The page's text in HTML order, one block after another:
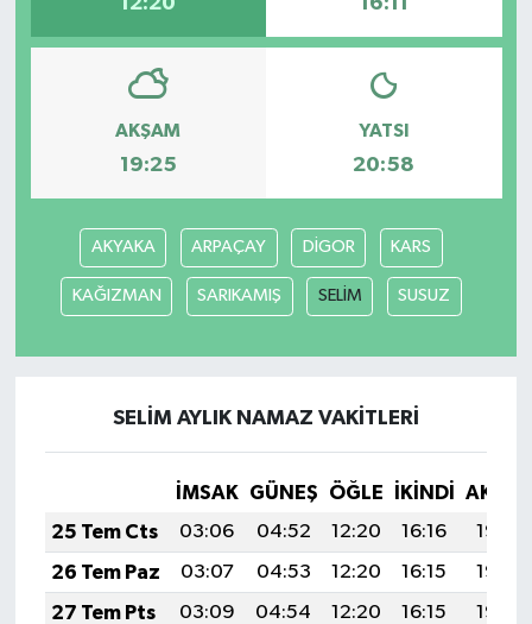
AKŞAM
19:25
YATSI
20:58
AKYAKA ARPAÇAY DİGOR KARS
KAĞIZMAN SARIKAMIŞ SELİM SUSUZ
SELİM AYLIK NAMAZ VAKITLERI
İMSAK GÜNEŞ ÖĞLE İKINDI
25 Tem Cts
03:06 04:52 12:20 16:16
19:38
26 Tem Paz
03:07 04:53 12:20 16:15
19:38
27 Tem Pts
03:09 04:54 12:20 16:15
19:37
Tarım
Turizm
Yaşam
DÜNYA